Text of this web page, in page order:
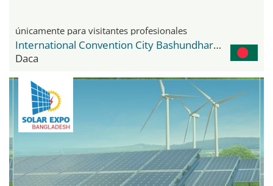
únicamente para visitantes profesionales
International Convention City Bashundhara - ICCB
Daca